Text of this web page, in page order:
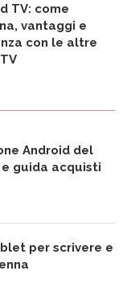
TV: come
vantaggi e
con le altre
Android del
e guida acquisti
per scrivere e